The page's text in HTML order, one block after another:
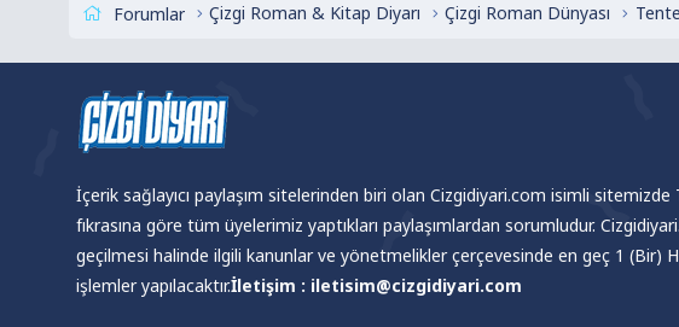
Forumlar Çizgi Roman & Kitap Diyarı Çizgi Roman Dünyası
İçerik sağlayıcı paylaşım sitelerinden biri olan Cizgidiyari.com isimli sitemizde
fıkrasına göre tüm üyelerimiz yaptıkları paylaşımlardan sorumludur.
geçilmesi halinde ilgili kanunlar ve yönetmelikler çerçevesinde en geç 1 (Bir)
işlemler yapılacaktır.İletişim : iletisim@cizgidiyari.com